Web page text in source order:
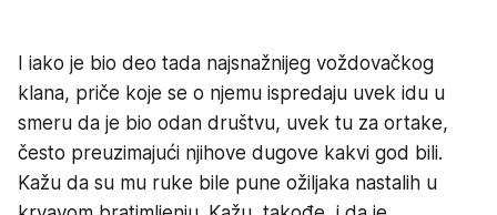
I iako je bio deo tada najsnažnijeg voždovačkog
klana, priče koje se o njemu ispredaju uvek idu u
smeru da je bio odan društvu, uvek tu za ortake,
često preuzimajući njihove dugove kakvi god bili.
Kažu da su mu ruke bile pune ožiljaka nastalih u